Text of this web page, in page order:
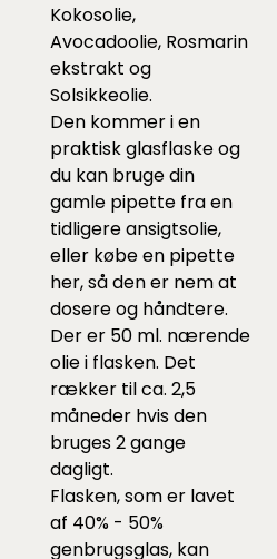
Kokosolie,
Avocadoolie, Rosmarin
ekstrakt og
Solsikkeolie.
Den kommer i en
praktisk glasflaske og
du kan bruge din
gamle pipette fra en
tidligere ansigtsolie,
eller købe en pipette
her, så den er nem at
dosere og håndtere.
Der er 50 ml. nærende
olie i flasken. Det
rækker til ca. 2,5
måneder hvis den
bruges 2 gange
dagligt.
Flasken, som er lavet
af 40% - 50%
genbrugsglas, kan